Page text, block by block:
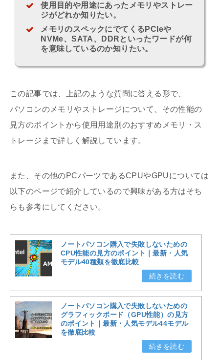
使用目的や用途にあったメモリやストレー
ジがどれか知りたい。
メモリのスペックにでてくるPCIeや
NVMe、SATA、DDRといったワードが何
を意味しているのか知りたい。
この記事では、上記のような質問に答える形で、
パソコンのメモリやストレージについて、その性能の
見方のポイントから使用用途別のおすすめメモリ・ス
トレージまで詳しく解説しています。
また、その他のPCパーツであるCPUやGPUについては
以下のページで紹介しているので興味がある方はそち
らも参考にしてください。
ノートパソコン購入で失敗しないための
CPU性能の見方のポイント｜最新・人気
モデル40種類を徹底比較
ノートパソコン購入で失敗しないための
グラフィックボード（GPU性能）の見方
のポイント｜最新・人気モデル44モデル
を徹底比較